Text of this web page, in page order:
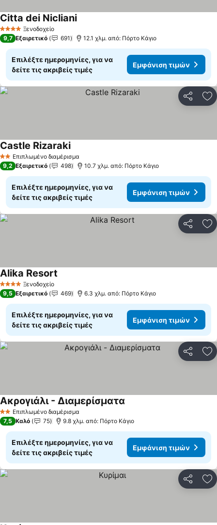
4 ΑστέριαΞενοδοχείο
Citta dei Nicliani
9,7 Εξαιρετικό 691 12.1 χλμ. από: Πόρτο Κάγιο
Επιλέξτε ημερομηνίες, για να
δείτε τις ακριβείς τιμές
Εμφάνιση τιμών
2 ΑστέριαΕπιπλωμένο διαμέρισμα
Castle Rizaraki
9,2 Εξαιρετικό 498 10.7 χλμ. από: Πόρτο Κάγιο
Επιλέξτε ημερομηνίες, για να
δείτε τις ακριβείς τιμές
Εμφάνιση τιμών
4 ΑστέριαΞενοδοχείο
Alika Resort
9,5 Εξαιρετικό 469 6.3 χλμ. από: Πόρτο Κάγιο
Επιλέξτε ημερομηνίες, για να
δείτε τις ακριβείς τιμές
Εμφάνιση τιμών
2 ΑστέριαΕπιπλωμένο διαμέρισμα
Ακρογιάλι - Διαμερίσματα
7,5 Καλό 75 9.8 χλμ. από: Πόρτο Κάγιο
Επιλέξτε ημερομηνίες, για να
δείτε τις ακριβείς τιμές
Εμφάνιση τιμών